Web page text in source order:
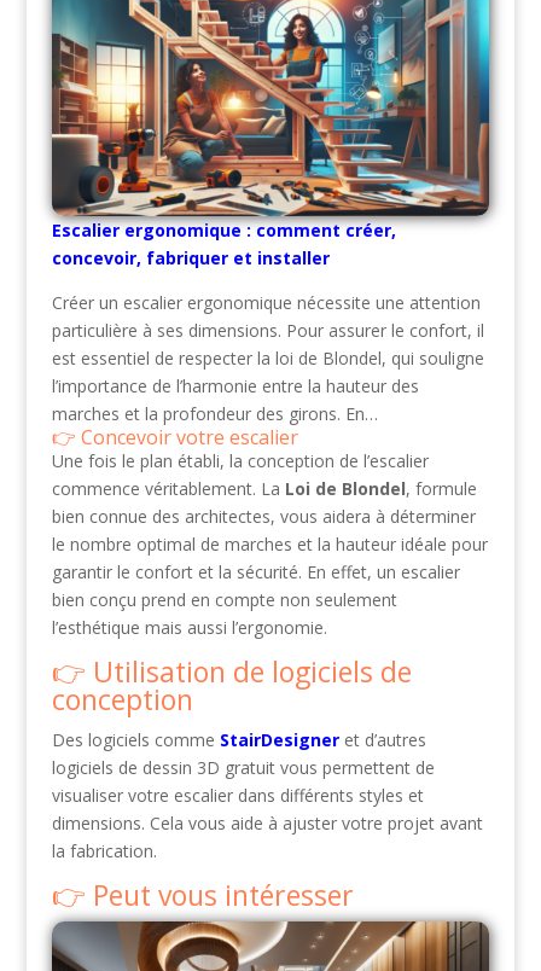
Escalier ergonomique : comment créer,
concevoir, fabriquer et installer
Créer un escalier ergonomique nécessite une attention
particulière à ses dimensions. Pour assurer le confort, il
est essentiel de respecter la loi de Blondel, qui souligne
l’importance de l’harmonie entre la hauteur des
marches et la profondeur des girons. En…
Concevoir votre escalier
Une fois le plan établi, la conception de l’escalier
commence véritablement. La Loi de Blondel, formule
bien connue des architectes, vous aidera à déterminer
le nombre optimal de marches et la hauteur idéale pour
garantir le confort et la sécurité. En effet, un escalier
bien conçu prend en compte non seulement
l’esthétique mais aussi l’ergonomie.
Utilisation de logiciels de
conception
Des logiciels comme StairDesigneret d’autres
logiciels de dessin 3D gratuit vous permettent de
visualiser votre escalier dans différents styles et
dimensions. Cela vous aide à ajuster votre projet avant
la fabrication.
Peut vous intéresser